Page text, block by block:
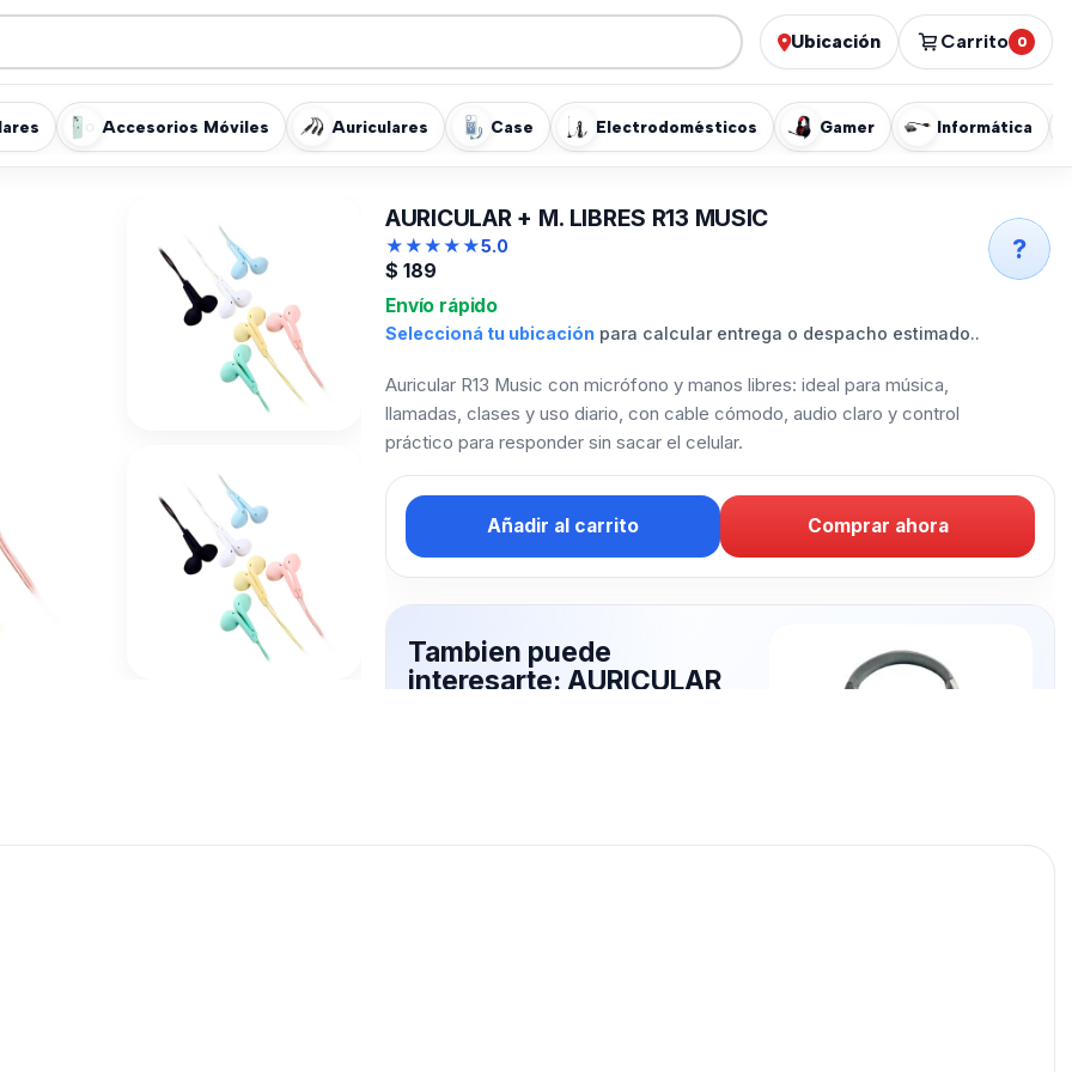
Ubicación Carrito 0
Accesorios Móviles Auriculares Case Electrodomésticos Gamer Informática
AURICULAR + M. LIBRES R13 MUSIC
★★★★★5.0
$ 189
Envío rápido
Seleccioná tu ubicación para calcular entrega o despacho estimado..
Auricular R13 Music con micrófono y manos libres: ideal para música,
llamadas, clases y uso diario, con cable cómodo, audio claro y control
práctico para responder sin sacar el celular.
Añadir al carrito Comprar ahora
Tambien puede
interesarte: AURICULAR
?